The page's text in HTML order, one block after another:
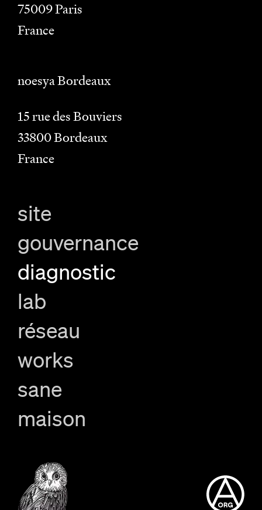
75009Paris
France
noesya Bordeaux
15 rue des Bouviers
33800Bordeaux
France
site
gouvernance
diagnostic
lab
réseau
works
sane
maison